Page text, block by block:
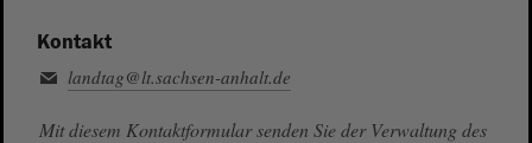
Kontakt
landtag@lt.sachsen-anhalt.de
Mit diesem Kontaktformular senden Sie der Verwaltung des